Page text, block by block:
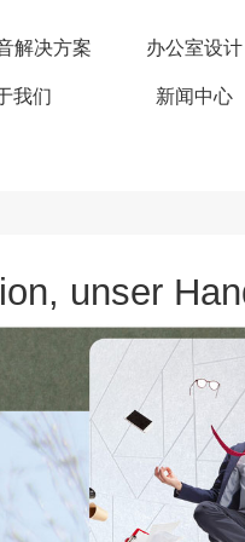
解决方案 办公室设计
我们 新闻中心
unser